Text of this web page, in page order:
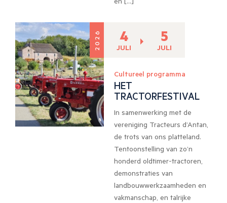
2026 4
JULI
5
JULI
Cultureel programma
HET
TRACTORFESTIVAL
In samenwerking met de
vereniging Tracteurs d’Antan,
de trots van ons platteland.
Tentoonstelling van zo’n
honderd oldtimer-tractoren,
demonstraties van
landbouwwerkzaamheden en
vakmanschap, en talrijke